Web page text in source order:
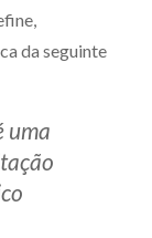
da seguinte
uma